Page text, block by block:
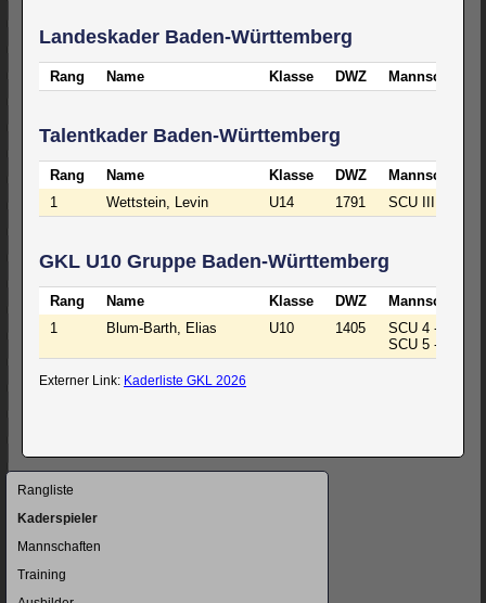
Landeskader Baden-Württemberg
Rang Name Klasse DWZ Mannschaft
Talentkader Baden-Württemberg
Rang Name Klasse DWZ
Mannschaft
1
Wettstein, Levin U14 1791 SCU III -
GKL U10 Gruppe Baden-Württemberg
Rang Name Klasse DWZ
Mannschaft
1
Blum-Barth, Elias U10 1405
SCU 4 -
SCU 5 -
Externer Link: Kaderliste GKL 2026
Navigation
Rangliste
Kaderspieler
Mannschaften
Training